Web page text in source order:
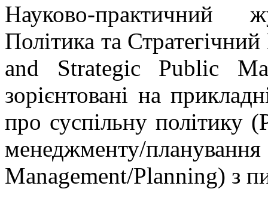
Науково-практичний
Політика та
and Strategic Public
зорієнтовані на
про суспільну політику
менеджменту/
Management/Planning) з